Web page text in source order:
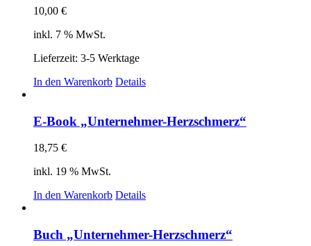
10,00 €
inkl. 7 % MwSt.
Lieferzeit: 3-5 Werktage
In den Warenkorb Details
E-Book „Unternehmer-Herzschmerz“
18,75 €
inkl. 19 % MwSt.
In den Warenkorb Details
Buch „Unternehmer-Herzschmerz“